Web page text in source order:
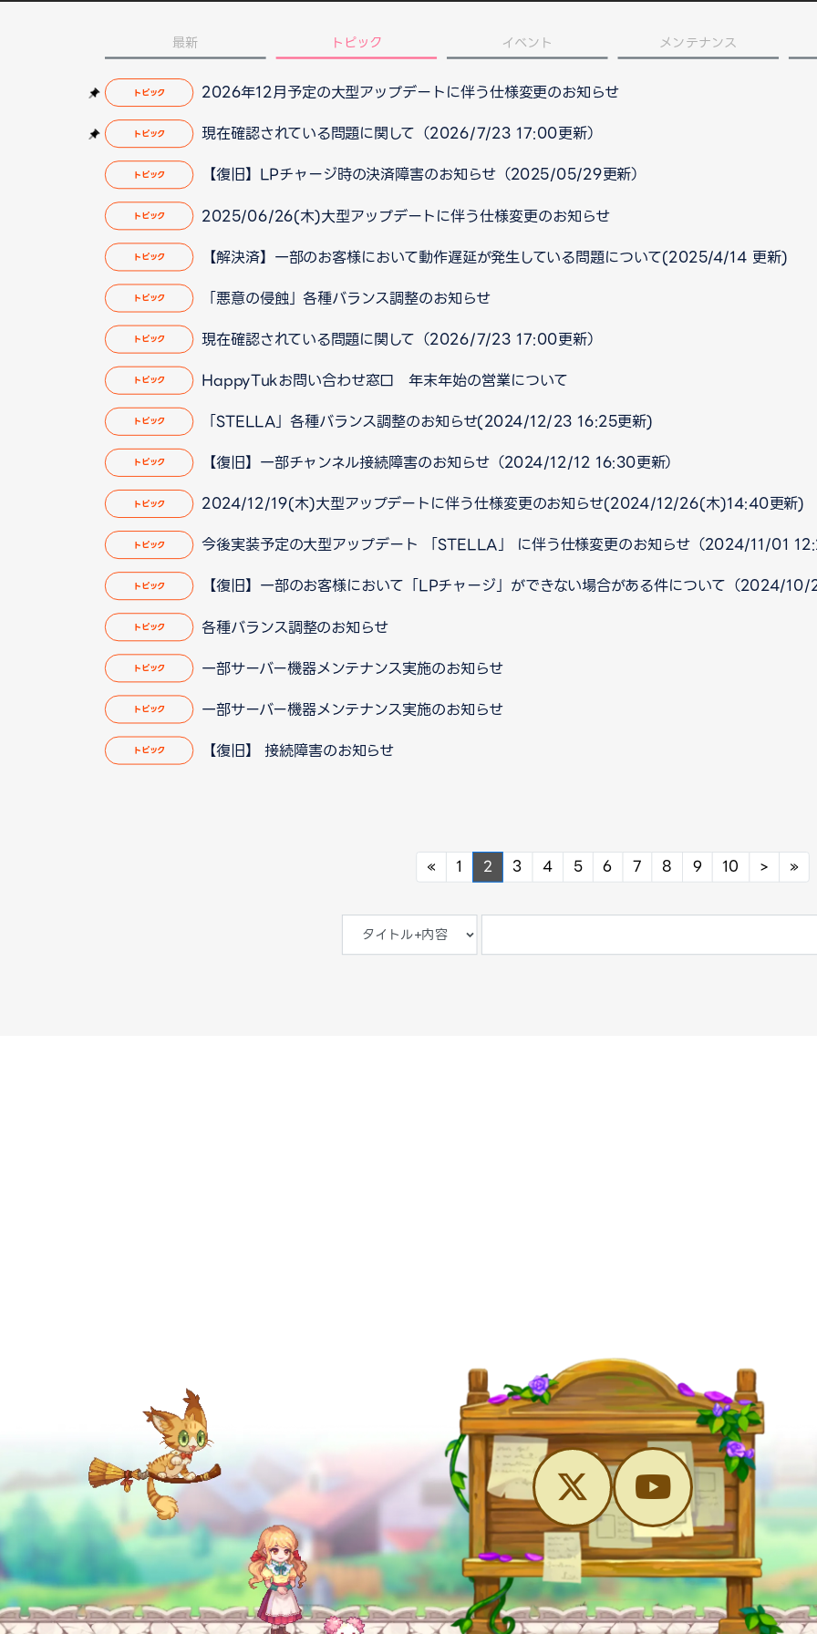
最新 トピック イベント メンテナンス
トピック 2026年12月予定の大型アップデートに伴う仕様変更のお知らせ
トピック 現在確認されている問題に関して（2026/7/23 17:00更新）
トピック 【復旧】LPチャージ時の決済障害のお知らせ（2025/05/29更新）
トピック 2025/06/26(木)大型アップデートに伴う仕様変更のお知らせ
トピック 【解決済】一部のお客様において動作遅延が発生している問題について(2025/4/14 更新)
トピック 「悪意の侵蝕」各種バランス調整のお知らせ
トピック 現在確認されている問題に関して（2026/7/23 17:00更新）
トピック HappyTukお問い合わせ窓口 年末年始の営業について
トピック 「STELLA」各種バランス調整のお知らせ(2024/12/23 16:25更新)
トピック 【復旧】一部チャンネル接続障害のお知らせ（2024/12/12 16:30更新）
トピック 2024/12/19(木)大型アップデートに伴う仕様変更のお知らせ(2024/12/26(木)14:40更新)
トピック 今後実装予定の大型アップデート 「STELLA」 に伴う仕様変更のお知らせ（2024/11/01
トピック 【復旧】一部のお客様において「LPチャージ」ができない場合がある件について（2024/
トピック 各種バランス調整のお知らせ
トピック 一部サーバー機器メンテナンス実施のお知らせ
トピック 一部サーバー機器メンテナンス実施のお知らせ
トピック 【復旧】 接続障害のお知らせ
« Previous
1 2 3 4 5 6 7 8 9 10 > Next
»